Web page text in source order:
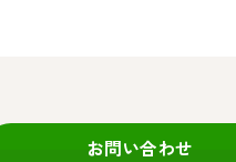
お問い合わせ